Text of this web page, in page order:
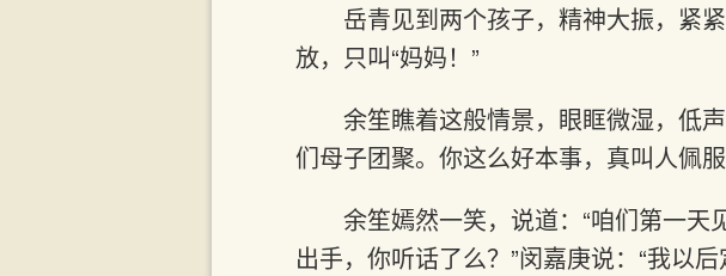
岳青见到两个孩子，精神大振，紧
放，只叫“妈妈！”
余笙瞧着这般情景，眼眶微湿，低
们母子团聚。你这么好本事，真叫人佩
余笙嫣然一笑，说道：“咱们第一
出手，你听话了么？”闵嘉庚说：“我以